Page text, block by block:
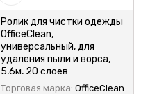
Ролик для чистки одежды
OfficeClean,
универсальный, для
удаления пыли и ворса,
5,6м, 20 слоев
Торговая марка: OfficeClean